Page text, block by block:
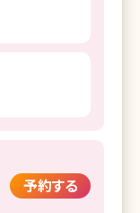
予約する